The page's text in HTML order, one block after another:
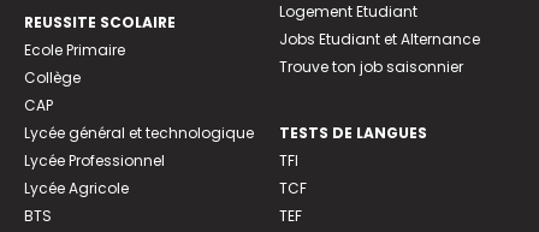
REUSSITE SCOLAIRE
Ecole Primaire
Collège
CAP
Lycée général et technologique
Lycée Professionnel
Lycée Agricole
BTS
Logement Etudiant
Jobs Etudiant et Alternance
Trouve ton job saisonnier
TESTS DE LANGUES
TFI
TCF
TEF